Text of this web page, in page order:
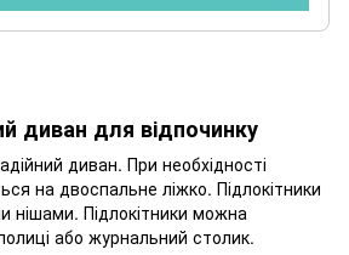
диван для відпочинку
диван. При необхідності
на двоспальне ліжко. Підлокітники
нішами. Підлокітники можна
або журнальний столик.